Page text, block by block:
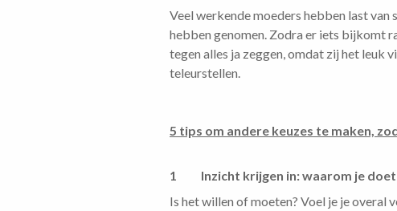
Veel werkende moeders hebben last
hebben genomen. Zodra er iets bijkomt
tegen alles ja zeggen, omdat zij het leuk
teleurstellen.
5 tips om andere keuzes te maken,
1 Inzicht krijgen in: waarom je doet
Is het willen of moeten? Voel je je